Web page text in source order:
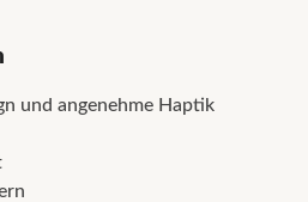
und angenehme Haptik